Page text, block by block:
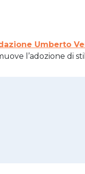
Umberto
l’adozione di